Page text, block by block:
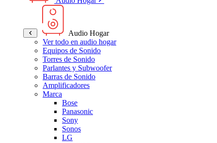
Audio Hogar
Ver todo en audio hogar
Equipos de Sonido
Torres de Sonido
Parlantes y Subwoofer
Barras de Sonido
Amplificadores
Marca
Bose
Panasonic
Sony
Sonos
LG